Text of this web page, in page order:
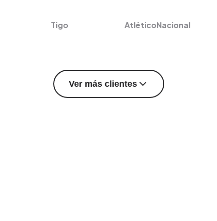
Tigo AtléticoNacional
Ver más clientes